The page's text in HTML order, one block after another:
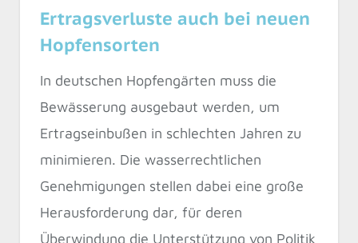
Ertragsverluste auch bei neuen
Hopfensorten
In deutschen Hopfengärten muss die
Bewässerung ausgebaut werden, um
Ertragseinbußen in schlechten Jahren zu
minimieren. Die wasserrechtlichen
Genehmigungen stellen dabei eine große
Herausforderung dar, für deren
Überwindung die Unterstützung von Politik